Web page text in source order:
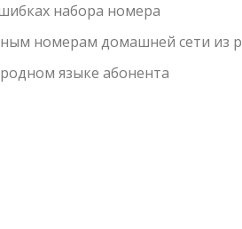
набора номера
номерам домашней сети из
языке абонента